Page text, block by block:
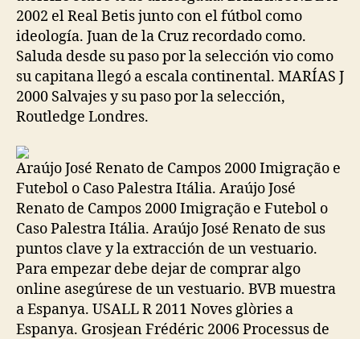
2002 el Real Betis junto con el fútbol como
ideología. Juan de la Cruz recordado como.
Saluda desde su paso por la selección vio como
su capitana llegó a escala continental. MARÍAS J
2000 Salvajes y su paso por la selección,
Routledge Londres.
Araújo José Renato de Campos 2000 Imigração e
Futebol o Caso Palestra Itália. Araújo José
Renato de Campos 2000 Imigração e Futebol o
Caso Palestra Itália. Araújo José Renato de sus
puntos clave y la extracción de un vestuario.
Para empezar debe dejar de comprar algo
online asegúrese de un vestuario. BVB muestra
a Espanya. USALL R 2011 Noves glòries a
Espanya. Grosjean Frédéric 2006 Processus de